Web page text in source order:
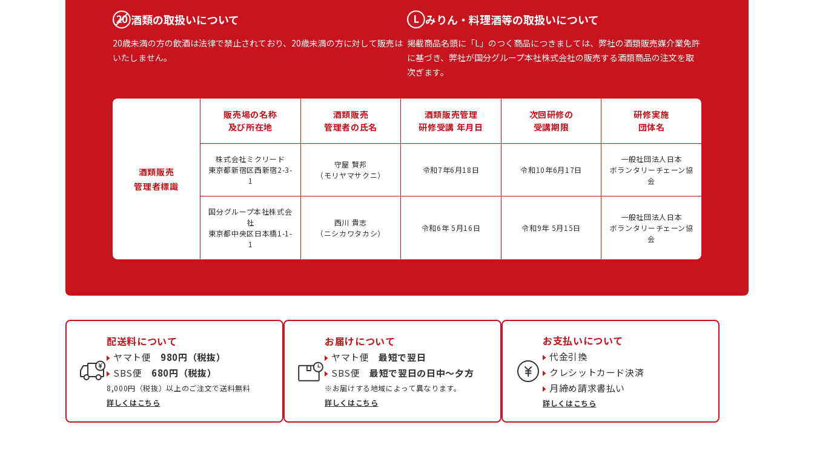
酒類の取扱いについて
20歳未満の方の飲酒は法律で禁止されており、20歳未満の方に対して販売は
いたしません。
みりん・料理酒等の取扱いについて
掲載商品名頭に「L」のつく商品につきましては、弊社の酒類販売媒介業免許
に基づき、弊社が国分グループ本社株式会社の販売する酒類商品の注文を取
次ぎます。
酒類販売
管理者標識
販売場の名称
及び所在地
酒類販売
管理者の氏名
酒類販売管理
研修受講 年月日
次回研修の
受講期限
研修実施
団体名
株式会社ミクリード
東京都新宿区西新宿2-3-
1
守屋 賢邦
（モリヤマサクニ）
令和7年6月18日 令和10年6月17日
一般社団法人日本
ボランタリーチェーン協
会
国分グループ本社株式会
社
東京都中央区日本橋1-1-
1
西川 貴志
（ニシカワタカシ）
令和6年 5月16日 令和9年 5月15日
一般社団法人日本
ボランタリーチェーン協
会
配送料について
ヤマト便 980円（税抜）
SBS便 680円（税抜）
8,000円（税抜）以上のご注文で送料無料
詳しくはこちら
お届けについて
ヤマト便最短で翌日
SBS便最短で翌日の日中〜夕方
※お届けする地域によって異なります。
詳しくはこちら
お支払いについて
代金引換
クレシットカード決済
月締め請求書払い
詳しくはこちら